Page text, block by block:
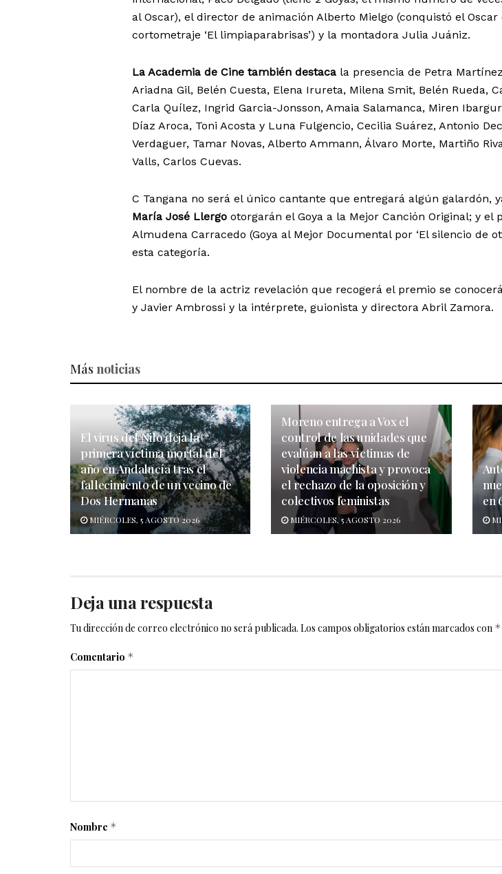
al Oscar), el director de animación Alberto Mielgo (conquistó el Oscar
cortometraje ‘El limpiaparabrisas’) y la montadora Julia Juániz.
La Academia de Cine también destaca la presencia de Petra
Ariadna Gil, Belén Cuesta, Elena Irureta, Milena Smit, Belén Rueda,
Carla Quílez, Ingrid Garcia-Jonsson, Amaia Salamanca, Miren
Díaz Aroca, Toni Acosta y Luna Fulgencio, Cecilia Suárez, Antonio
Verdaguer, Tamar Novas, Alberto Ammann, Álvaro Morte, Martiño
Valls, Carlos Cuevas.
C Tangana no será el único cantante que entregará algún galardón,
María José Llergo otorgarán el Goya a la Mejor Canción Original; y el
Almudena Carracedo (Goya al Mejor Documental por ‘El silencio de
esta categoría.
El nombre de la actriz revelación que recogerá el premio se
y Javier Ambrossi y la intérprete, guionista y directora Abril Zamora.
Más noticias
El virus del Nilo deja la
primera víctima mortal del
año en Andalucía tras el
fallecimiento de un vecino de
Dos Hermanas
MIÉRCOLES, 5 AGOSTO 2026
Moreno entrega a Vox el
control de las unidades que
evalúan a las víctimas de
violencia machista y provoca
el rechazo de la oposición y
colectivos feministas
MIÉRCOLES, 5 AGOSTO 2026
en
Deja una respuesta
Tu dirección de correo electrónico no será publicada. Los campos obligatorios están marcados con *
Comentario *
Nombre *